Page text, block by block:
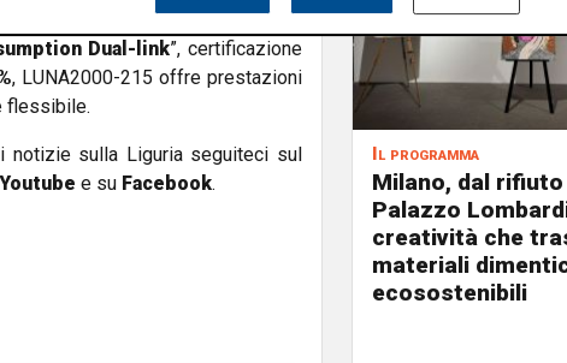
Dual-link”, certificazione
, LUNA2000-215 offre prestazioni
flessibile.
notizie sulla Liguria seguiteci sul
Youtube e su Facebook.
Il programma
Milano, dal rifiuto
Palazzo
creatività che
materiali
ecosostenibili